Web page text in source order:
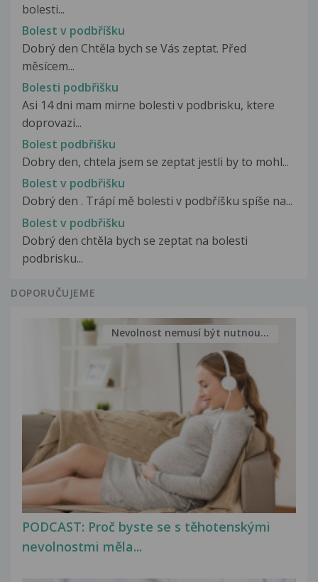
bolesti...
Bolest v podbříšku
Dobrý den Chtěla bych se Vás zeptat. Před
měsícem...
Bolesti podbřišku
Asi 14 dni mam mirne bolesti v podbrisku, ktere
doprovazi...
Bolest podbřišku
Dobry den, chtela jsem se zeptat jestli by to mohl...
Bolest v podbřišku
Dobrý den . Trápí mě bolesti v podbříšku spíše na...
Bolest v podbřišku
Dobrý den chtěla bych se zeptat na bolesti
podbrisku...
DOPORUČUJEME
PODCAST: Proč byste se s těhotenskými
nevolnostmi měla...
Nevolnost nemusí být nutnou...